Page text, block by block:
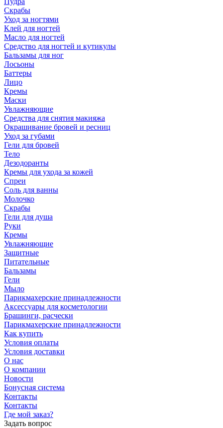
Скрабы
Уход за ногтями
Клей для ногтей
Масло для ногтей
Средство для ногтей и кутикулы
Бальзамы для ног
Лосьоны
Баттеры
Лицо
Кремы
Маски
Увлажняющие
Средства для снятия макияжа
Окрашивание бровей и ресниц
Уход за губами
Гели для бровей
Тело
Дезодоранты
Кремы для ухода за кожей
Спреи
Соль для ванны
Молочко
Скрабы
Гели для душа
Руки
Кремы
Увлажняющие
Защитные
Питательные
Бальзамы
Гели
Мыло
Парикмахерские принадлежности
Аксессуары для косметологии
Брашинги, расчески
Парикмахерские принадлежности
Как купить
Условия оплаты
Условия доставки
О нас
О компании
Новости
Бонусная система
Контакты
Контакты
Где мой заказ?
Задать вопрос